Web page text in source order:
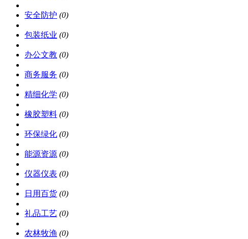
安全防护 (0)
包装纸业 (0)
办公文教 (0)
商务服务 (0)
精细化学 (0)
橡胶塑料 (0)
环保绿化 (0)
能源资源 (0)
仪器仪表 (0)
日用百货 (0)
礼品工艺 (0)
农林牧渔 (0)